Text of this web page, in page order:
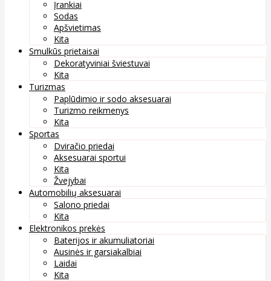
Įrankiai
Sodas
Apšvietimas
Kita
Smulkūs prietaisai
Dekoratyviniai šviestuvai
Kita
Turizmas
Paplūdimio ir sodo aksesuarai
Turizmo reikmenys
Kita
Sportas
Dviračio priedai
Aksesuarai sportui
Kita
Žvejybai
Automobilių aksesuarai
Salono priedai
Kita
Elektronikos prekės
Baterijos ir akumuliatoriai
Ausinės ir garsiakalbiai
Laidai
Kita